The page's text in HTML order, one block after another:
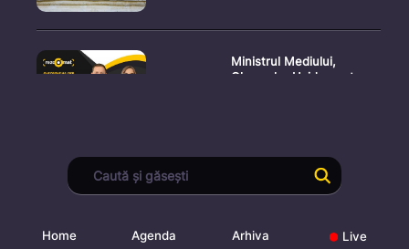
Ministrul Mediului,
Gheorghe Hajder, este
Consultări publice privind
proiectul de lege pent
Home Agenda Arhiva Live